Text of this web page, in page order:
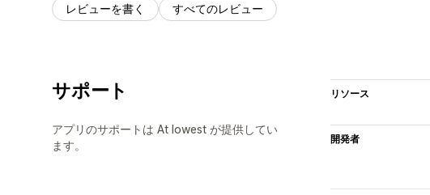
レビューを書く すべてのレビュー
サポート
アプリのサポートは At lowest が提供してい
ます。
リソース
開発者